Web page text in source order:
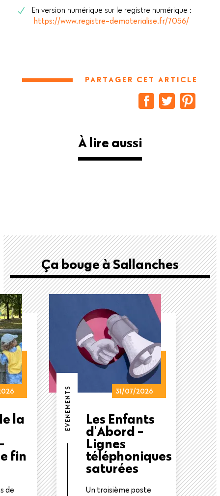
En version numérique sur le registre numérique :
https://www.registre-dematerialise.fr/7056/
PARTAGER CET ARTICLE
À lire aussi
Ça bouge à Sallanches
la
fin
de
EVENEMENTS 31/07/2026
Les Enfants
d'Abord -
Lignes
téléphoniques
saturées
Un troisième poste